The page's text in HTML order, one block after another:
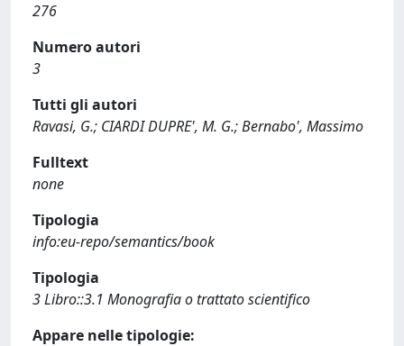
276
Numero autori
3
Tutti gli autori
Ravasi, G.; CIARDI DUPRE', M. G.; Bernabo', Massimo
Fulltext
none
Tipologia
info:eu-repo/semantics/book
Tipologia
3 Libro::3.1 Monografia o trattato scientifico
Appare nelle tipologie: